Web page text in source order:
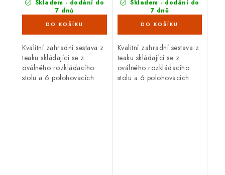
Skladem - dodání do
7 dnů
(4 ks)
Kvalitní zahradní sestava z
teaku skládající se z
oválného rozkládacího
stolu a 6 polohovacích
Skladem - dodání do
7 dnů
(3 ks)
Kvalitní zahradní sestava z
teaku skládající se z
oválného rozkládacího
stolu a 6 polohovacích